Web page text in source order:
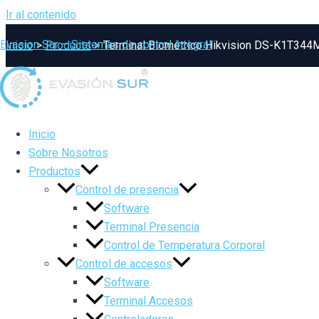
Ir al contenido
Evasion Sur – Sistemas de control integral
Inicio
Sobre Nosotros
Productos
Control de presencia
Software
Terminal Presencia
Control de Temperatura Corporal
Control de accesos
Software
Terminal Accesos
Inicio Products Terminal Biométrico Hikvision DS-